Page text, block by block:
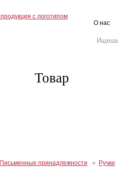
О нас
Товар
Письменные принадлежности » Ручки